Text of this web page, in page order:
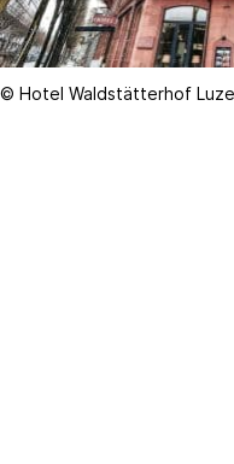
© Hotel Waldstätterhof